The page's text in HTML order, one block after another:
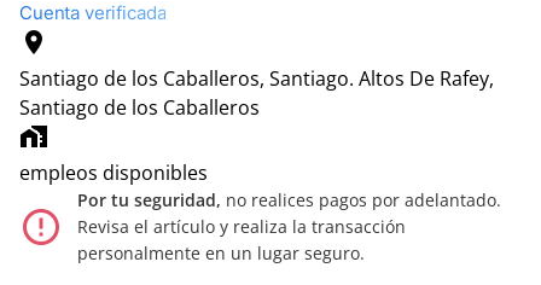
Cuenta verificada
location_on
Santiago de los Caballeros, Santiago. Altos De Rafey,
Santiago de los Caballeros
home_work
empleos disponibles
error_outline
Por tu seguridad, no realices pagos por adelantado.
Revisa el artículo y realiza la transacción
personalmente en un lugar seguro.